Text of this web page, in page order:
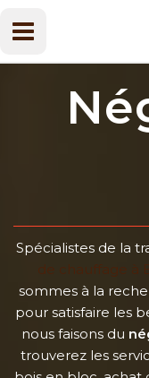
au
Main
Menu
Spécialistes de la
de chauffage à
sommes à la
pour satisfaire les
nous faisons du
trouverez les